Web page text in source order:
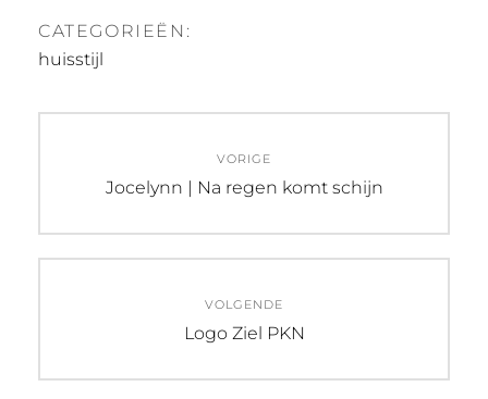
CATEGORIEËN:
huisstijl
VORIGE
Jocelynn | Na regen komt schijn
VOLGENDE
Logo Ziel PKN